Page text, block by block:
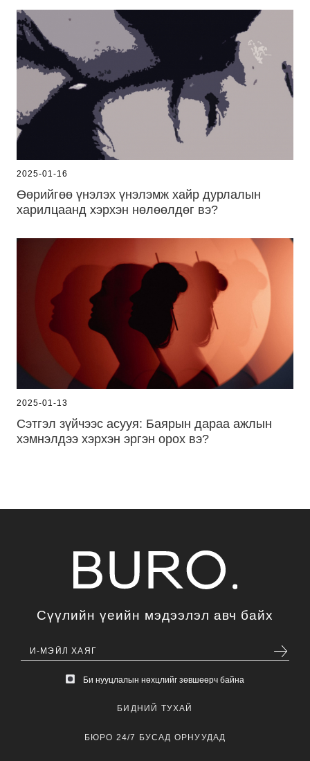
2025-01-16
Өөрийгөө үнэлэх үнэлэмж хайр дурлалын
харилцаанд хэрхэн нөлөөлдөг вэ?
2025-01-13
Сэтгэл зүйчээс асууя: Баярын дараа ажлын
хэмнэлдээ хэрхэн эргэн орох вэ?
Сүүлийн үеийн мэдээлэл авч байх
Би нууцлалын нөхцлийг зөвшөөрч байна
БИДНИЙ ТУХАЙ
БЮРО 24/7 БУСАД ОРНУУДАД